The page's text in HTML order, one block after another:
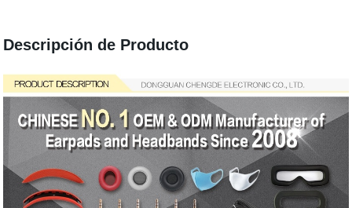
Descripción de Producto